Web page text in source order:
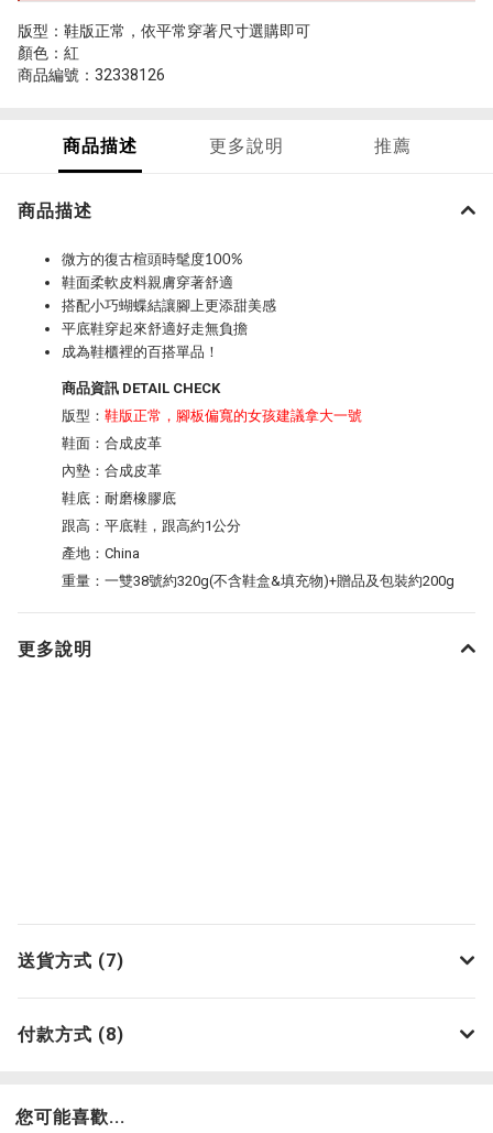
版型：鞋版正常，依平常穿著尺寸選購即可
顏色：紅
商品編號：32338126
商品描述 更多說明 推薦
商品描述
微方的復古楦頭時髦度100%
鞋面柔軟皮料親膚穿著舒適
搭配小巧蝴蝶結讓腳上更添甜美感
平底鞋穿起來舒適好走無負擔
成為鞋櫃裡的百搭單品！
商品資訊 DETAIL CHECK
版型： 鞋版正常，腳板偏寬的女孩建議拿大一號
鞋面：合成皮革
內墊：合成皮革
鞋底：耐磨橡膠底
跟高：平底鞋，跟高約1公分
產地：China
重量：一雙38號約320g(不含鞋盒&填充物)+贈品及包裝約200g
更多說明
送貨方式 (7)
付款方式 (8)
您可能喜歡...